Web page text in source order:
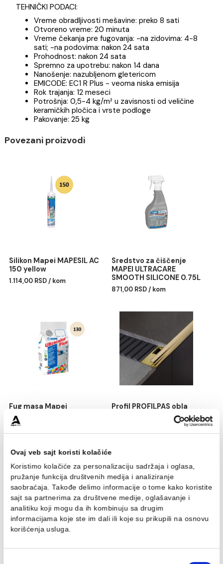
2184725
Poboljšani lepak za keramičke pločice, na
cementnoj osnovi bez klizanja na vertikalnim
površinama
TEHNIČKI PODACI:
Vreme obradljivosti mešavine: preko 8 sati
Otvoreno vreme: 20 minuta
Vreme čekanja pre fugovanja: -na zidovima: 4-8
sati; -na podovima: nakon 24 sata
Prohodnost: nakon 24 sata
Spremno za upotrebu: nakon 14 dana
Nanošenje: nazubljenom gletericom
Potrošnja: 0,5-4 kg/m² u zavisnosti od veličine
keramičkih pločica i vrste podloge
Pakovanje: 25 kg
Povezani proizvodi
Silikon Mapei MAPESIL AC
150 yellow
1.114,00 RSD / kom
Sredstvo za čiščenje
MAPEI ULTRACARE
SMOOTH SILICONE 0.75L
871,00 RSD / kom
Fug masa Mapei
ULTRACOLOR PLUS 5kg
jasmine 130
Profil PROFILPAS obla
PROTRIM GOLD